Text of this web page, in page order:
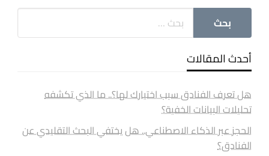
أحدث المقالات
هل تعرف الفنادق سبب اختيارك لها؟.. ما الذي تكشفه
تحليلات البيانات الخفية؟
الحجز عبر الذكاء الاصطناعي.. هل يختفي البحث التقليدي عن
الفنادق؟